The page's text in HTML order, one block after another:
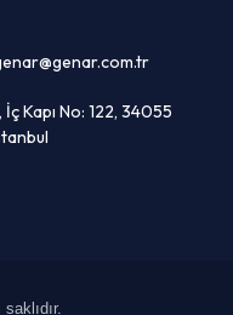
Kapı No: 122, 34055